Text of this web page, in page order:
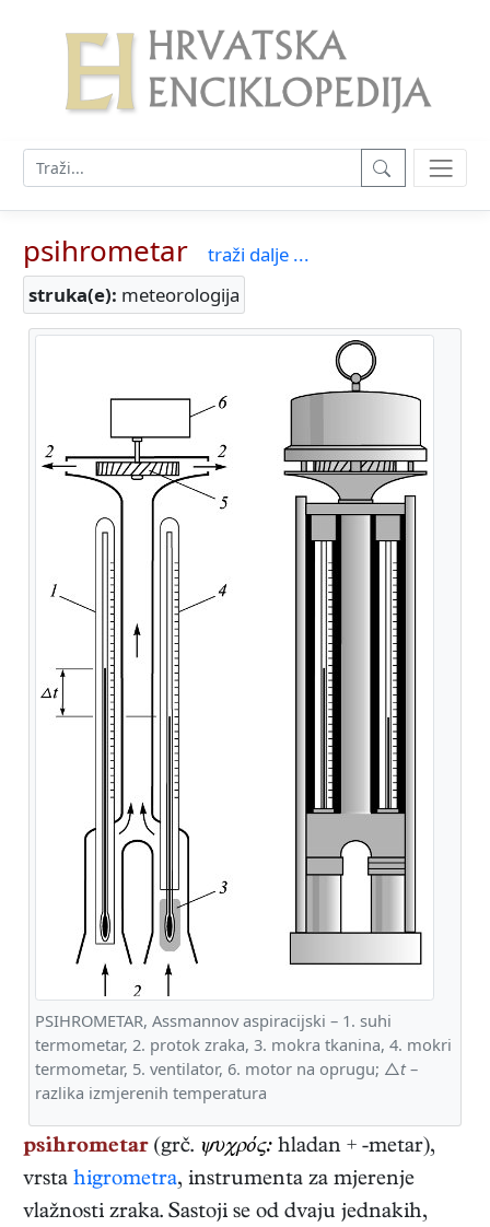
psihrometar
traži dalje ...
struka(e): meteorologija
PSIHROMETAR, Assmannov aspiracijski – 1. suhi
termometar, 2. protok zraka, 3. mokra tkanina, 4. mokri
termometar, 5. ventilator, 6. motor na oprugu; △t–
razlika izmjerenih temperatura
psihrometar (grč. ψυχρός: hladan + -metar),
vrsta higrometra, instrumenta za mjerenje
vlažnosti zraka. Sastoji se od dvaju jednakih,